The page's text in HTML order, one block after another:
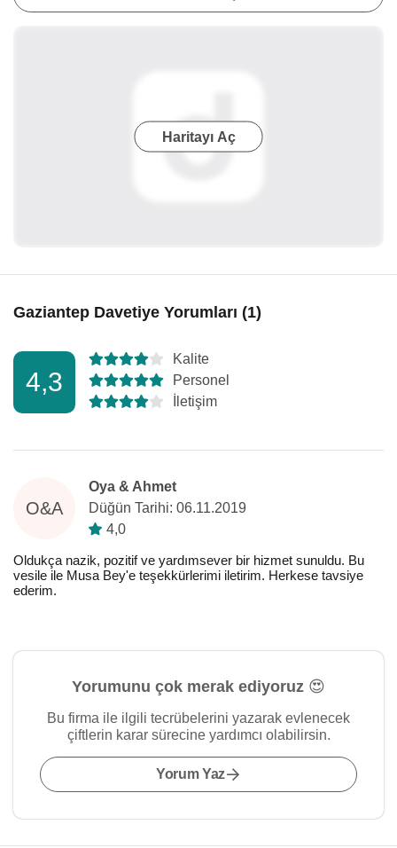
Haritayı Aç
Gaziantep Davetiye Yorumları (1)
4,3
Kalite
Personel
İletişim
O&A
Oya & Ahmet
Düğün Tarihi: 06.11.2019
4,0
Oldukça nazik, pozitif ve yardımsever bir hizmet sunuldu. Bu
vesile ile Musa Bey'e teşekkürlerimi iletirim. Herkese tavsiye
ederim.
Yorumunu çok merak ediyoruz 😍
Bu firma ile ilgili tecrübelerini yazarak evlenecek
çiftlerin karar sürecine yardımcı olabilirsin.
Yorum Yaz